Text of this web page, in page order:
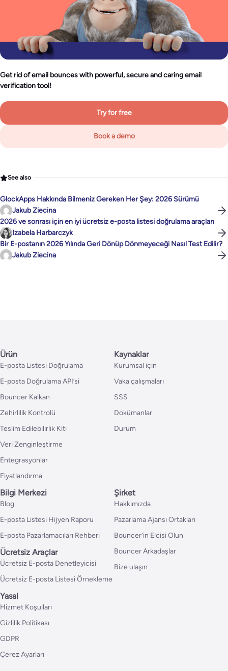
Get rid of email bounces with powerful, secure and caring email
verification tool!
Try for free
Book a demo
See also
GlockApps Hakkında Bilmeniz Gereken Her Şey: 2026 Sürümü
Jakub Ziecina
2026 ve sonrası için en iyi ücretsiz e-posta listesi doğrulama araçları
Izabela Harbarczyk
Bir E-postanın 2026 Yılında Geri Dönüp Dönmeyeceği Nasıl Test Edilir?
Jakub Ziecina
Ürün
E-posta Listesi Doğrulama
E-posta Doğrulama API’si
Bouncer Kalkan
Zehirlilik Kontrolü
Teslim Edilebilirlik Kiti
Veri Zenginleştirme
Entegrasyonlar
Fiyatlandırma
Kaynaklar
Kurumsal için
Vaka çalışmaları
SSS
Dokümanlar
Durum
Bilgi Merkezi
Blog
E-posta Listesi Hijyen Raporu
E-posta Pazarlamacıları Rehberi
Ücretsiz Araçlar
Ücretsiz E-posta Denetleyicisi
Ücretsiz E-posta Listesi Örnekleme
Şirket
Hakkımızda
Pazarlama Ajansı Ortakları
Bouncer’in Elçisi Olun
Bouncer Arkadaşlar
Bize ulaşın
Yasal
Hizmet Koşulları
Gizlilik Politikası
GDPR
Çerez Ayarları